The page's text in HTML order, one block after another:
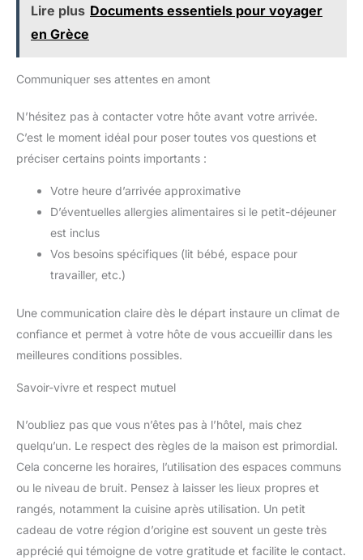
Lire plus Documents essentiels pour voyager
en Grèce
Communiquer ses attentes en amont
N’hésitez pas à contacter votre hôte avant votre arrivée.
C’est le moment idéal pour poser toutes vos questions et
préciser certains points importants :
Votre heure d’arrivée approximative
D’éventuelles allergies alimentaires si le petit-déjeuner
est inclus
Vos besoins spécifiques (lit bébé, espace pour
travailler, etc.)
Une communication claire dès le départ instaure un climat de
confiance et permet à votre hôte de vous accueillir dans les
meilleures conditions possibles.
Savoir-vivre et respect mutuel
N’oubliez pas que vous n’êtes pas à l’hôtel, mais chez
quelqu’un. Le respect des règles de la maison est primordial.
Cela concerne les horaires, l’utilisation des espaces communs
ou le niveau de bruit. Pensez à laisser les lieux propres et
rangés, notamment la cuisine après utilisation. Un petit
cadeau de votre région d’origine est souvent un geste très
apprécié qui témoigne de votre gratitude et facilite le contact.